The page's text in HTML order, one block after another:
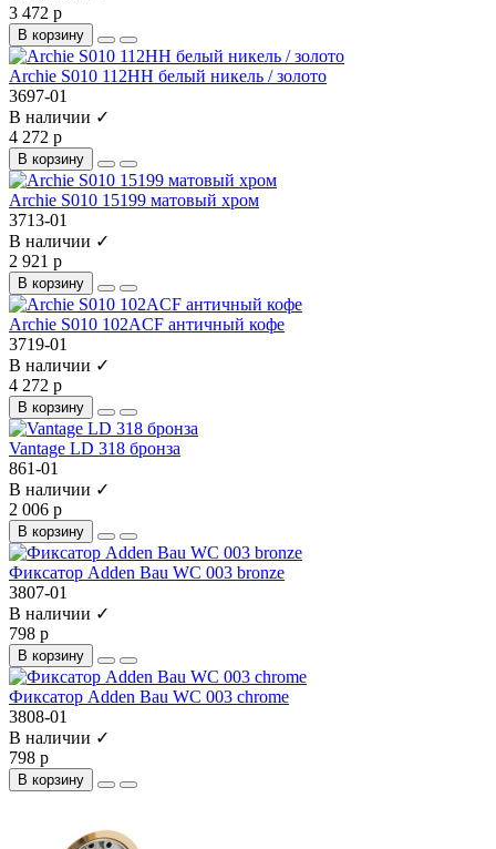
3 472 р
В корзину
Archie S010 112HH белый никель / золото
3697-01
В наличии ✓
4 272 р
В корзину
Archie S010 15199 матовый хром
3713-01
В наличии ✓
2 921 р
В корзину
Archie S010 102ACF античный кофе
3719-01
В наличии ✓
4 272 р
В корзину
Vantage LD 318 бронза
861-01
В наличии ✓
2 006 р
В корзину
Фиксатор Adden Bau WC 003 bronze
3807-01
В наличии ✓
798 р
В корзину
Фиксатор Adden Bau WC 003 chrome
3808-01
В наличии ✓
798 р
В корзину